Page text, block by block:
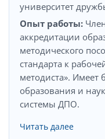
университет
Опыт работы:
аккредитации
методического
стандарта к
методиста». Имеет
образования и
системы ДПО.
Читать далее